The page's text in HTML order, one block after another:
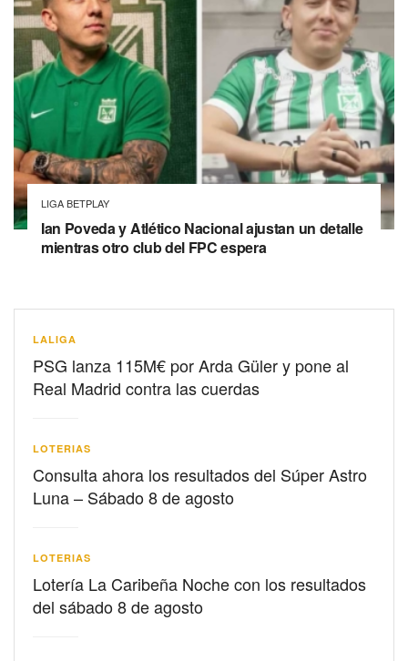
LIGA BETPLAY
Ian Poveda y Atlético Nacional ajustan un detalle
mientras otro club del FPC espera
LALIGA
PSG lanza 115M€ por Arda Güler y pone al
Real Madrid contra las cuerdas
LOTERIAS
Consulta ahora los resultados del Súper Astro
Luna – Sábado 8 de agosto
LOTERIAS
Lotería La Caribeña Noche con los resultados
del sábado 8 de agosto